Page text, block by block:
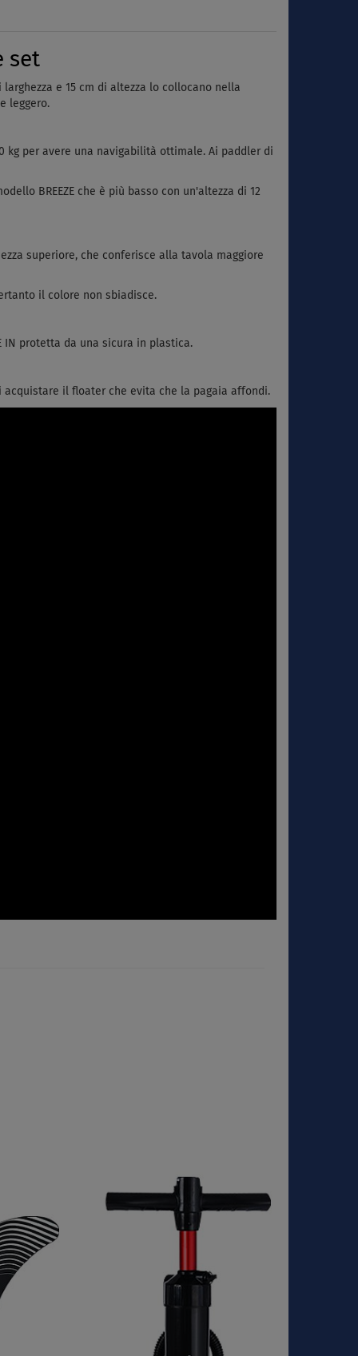
set
e 15 cm di altezza lo collocano nella
leggero.
kg per avere una navigabilità ottimale. Ai paddler di
BREEZE che è più basso con un'altezza di 12
superiore, che conferisce alla tavola maggiore
il colore non sbiadisce.
IN protetta da una sicura in plastica.
acquistare il floater che evita che la pagaia affondi.